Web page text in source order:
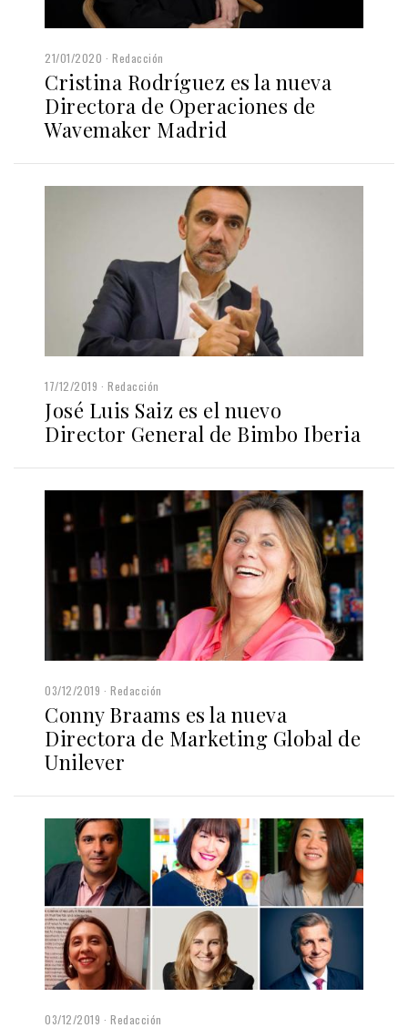
21/01/2020 Redacción
Cristina Rodríguez es la nueva
Directora de Operaciones de
Wavemaker Madrid
17/12/2019 Redacción
José Luis Saiz es el nuevo
Director General de Bimbo Iberia
03/12/2019 Redacción
Conny Braams es la nueva
Directora de Marketing Global de
Unilever
03/12/2019 Redacción